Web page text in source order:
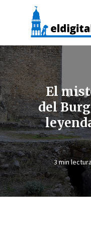
El
del
3 min